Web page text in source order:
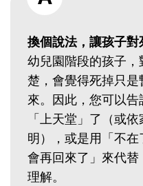
換個說法，讓孩子
幼兒園階段的孩子
楚，會覺得死掉只
來。因此，您可以
「上天堂」了（或
明），或是用「不
會再回來了」來代
理解。